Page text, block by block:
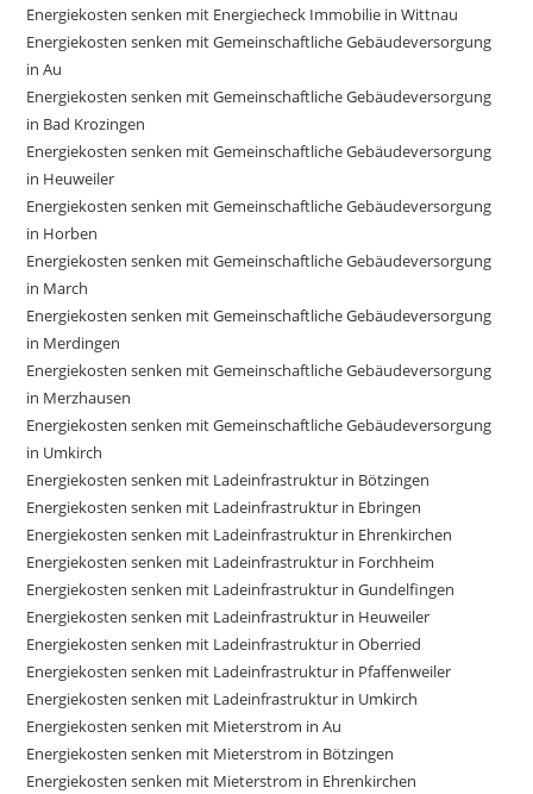
Energiekosten senken mit Energiecheck Immobilie in Wittnau
Energiekosten senken mit Gemeinschaftliche Gebäudeversorgung
in Au
Energiekosten senken mit Gemeinschaftliche Gebäudeversorgung
in Bad Krozingen
Energiekosten senken mit Gemeinschaftliche Gebäudeversorgung
in Heuweiler
Energiekosten senken mit Gemeinschaftliche Gebäudeversorgung
in Horben
Energiekosten senken mit Gemeinschaftliche Gebäudeversorgung
in March
Energiekosten senken mit Gemeinschaftliche Gebäudeversorgung
in Merdingen
Energiekosten senken mit Gemeinschaftliche Gebäudeversorgung
in Merzhausen
Energiekosten senken mit Gemeinschaftliche Gebäudeversorgung
in Umkirch
Energiekosten senken mit Ladeinfrastruktur in Bötzingen
Energiekosten senken mit Ladeinfrastruktur in Ebringen
Energiekosten senken mit Ladeinfrastruktur in Ehrenkirchen
Energiekosten senken mit Ladeinfrastruktur in Forchheim
Energiekosten senken mit Ladeinfrastruktur in Gundelfingen
Energiekosten senken mit Ladeinfrastruktur in Heuweiler
Energiekosten senken mit Ladeinfrastruktur in Oberried
Energiekosten senken mit Ladeinfrastruktur in Pfaffenweiler
Energiekosten senken mit Ladeinfrastruktur in Umkirch
Energiekosten senken mit Mieterstrom in Au
Energiekosten senken mit Mieterstrom in Bötzingen
Energiekosten senken mit Mieterstrom in Ehrenkirchen